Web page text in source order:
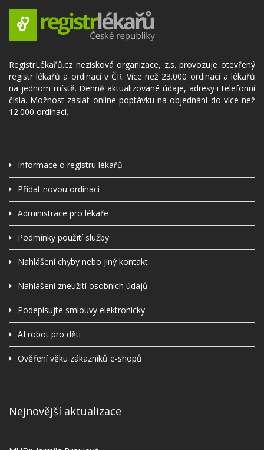
RegistrLékařů.cz nezisková organizace, z.s. provozuje otevřený
registr lékařů a ordinací v ČR. Více než 23.000 ordinací a lékařů
na jednom místě. Denně aktualizované údaje, adresy i telefonní
čísla. Možnost zaslat online poptávku na objednání do více než
12.000 ordinací.
Informace o registru lékařů
Přidat novou ordinaci
Administrace pro lékaře
Podmínky použití služby
Nahlášení chyby nebo jiný kontakt
Nahlášení zneužití osobních údajů
Podepisujte smlouvy elektronicky
AI robot pro děti
Ověření věku zákazníků e-shopů
Nejnovější aktualizace